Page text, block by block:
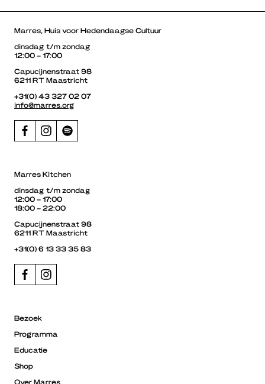
Marres, Huis voor Hedendaagse Cultuur
dinsdag t/m zondag
12:00 – 17:00
Capucijnenstraat 98
6211 RT Maastricht
+31(0) 43 327 02 07
info@marres.org
Marres Kitchen
dinsdag t/m zondag
12:00 – 17:00
18:00 – 22:00
Capucijnenstraat 98
6211 RT Maastricht
+31(0) 6 13 33 35 83
Bezoek
Programma
Educatie
Shop
Over Marres